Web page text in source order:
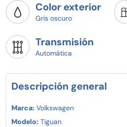
Color exterior
Gris oscuro
Transmisión
Automática
Descripción general
Marca: Volkswagen
Modelo: Tiguan